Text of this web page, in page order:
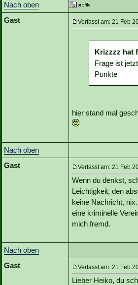
Nach oben
Gast
Verfasst am: 21 Feb
Krizzzz hat
Frage ist
Punkte
hier stand mal
Nach oben
Gast
Verfasst am: 21 Feb
Wenn du denkst,
Leichtigkeit, den
keine Nachricht,
eine kriminelle
mich fremd.
Nach oben
Gast
Verfasst am: 21 Feb
Lieber Heiko, du